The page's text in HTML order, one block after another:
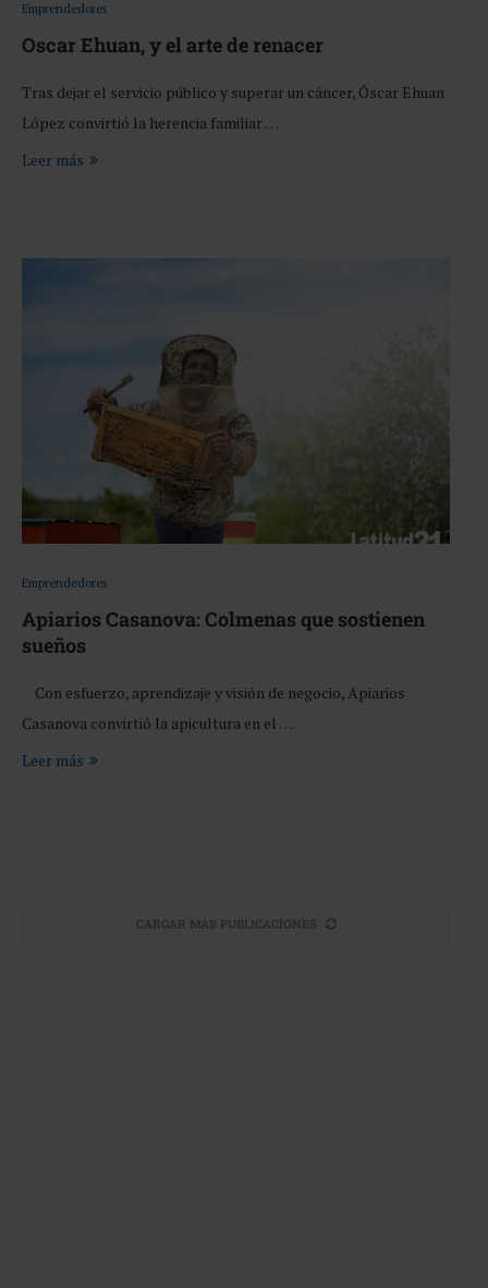
Emprendedores
Oscar Ehuan, y el arte de renacer
Tras dejar el servicio público y superar un cáncer, Óscar Ehuan
López convirtió la herencia familiar …
Leer más
Emprendedores
Apiarios Casanova: Colmenas que sostienen
sueños
Con esfuerzo, aprendizaje y visión de negocio, Apiarios
Casanova convirtió la apicultura en el …
Leer más
CARGAR MÁS PUBLICACIONES